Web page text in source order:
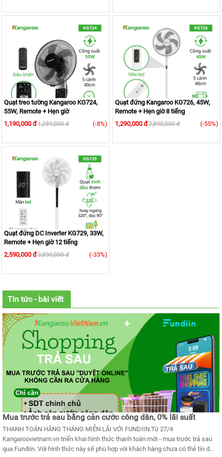
Quạt treo tường Kangaroo KG724,
55W, Remote + Hẹn giờ
1,190,000 đ1,289,000 đ (-8%)
Quạt đứng Kangaroo KG726, 45W,
Remote + Hẹn giờ 8 tiếng
1,290,000 đ2,890,000 đ (-55%)
Quạt đứng DC Inverter KG729, 33W,
Remote + Hẹn giờ 12 tiếng
2,590,000 đ3,890,000 đ (-33%)
Tin tức - bài viết
Mua trước trả sau bằng căn cước công dân, 0% lãi suất
THANH TOÁN HÀNG THÁNG MIỄN LÃI VỚI FUNDIIN:Từ 27/4
Kangaroovietnam.vn triển khai hình thức thanh toán mới - mua trước trả sau
qua Fundiin. Với hình thức này sẽ phù hợp với khách hàng chưa có thẻ tín d...